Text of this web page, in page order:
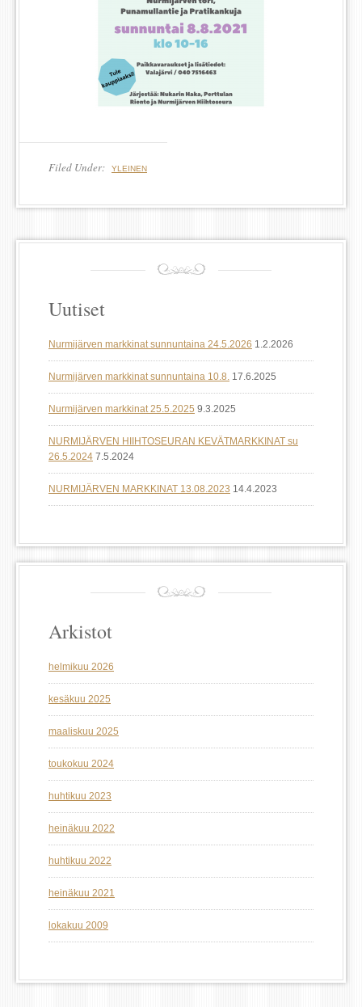
Filed Under: YLEINEN
Uutiset
Nurmijärven markkinat sunnuntaina 24.5.2026 1.2.2026
Nurmijärven markkinat sunnuntaina 10.8. 17.6.2025
Nurmijärven markkinat 25.5.2025 9.3.2025
NURMIJÄRVEN HIIHTOSEURAN KEVÄTMARKKINAT su
26.5.2024 7.5.2024
NURMIJÄRVEN MARKKINAT 13.08.2023 14.4.2023
Arkistot
helmikuu 2026
kesäkuu 2025
maaliskuu 2025
toukokuu 2024
huhtikuu 2023
heinäkuu 2022
huhtikuu 2022
heinäkuu 2021
lokakuu 2009